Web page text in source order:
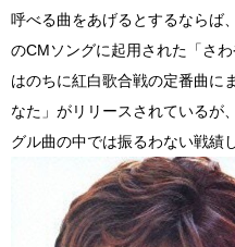
呼べる曲をあげるとするならば
のCMソングに起用された「さ
はのちに紅白歌合戦の定番曲に
なた」がリリースされているが
グル曲の中では振るわない戦績